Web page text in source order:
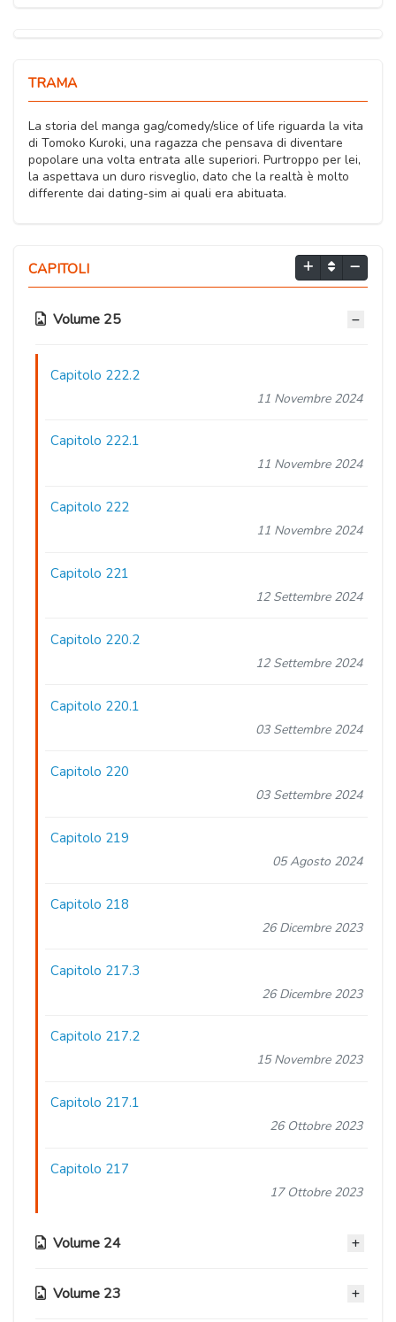
TRAMA
La storia del manga gag/comedy/slice of life riguarda la vita
di Tomoko Kuroki, una ragazza che pensava di diventare
popolare una volta entrata alle superiori. Purtroppo per lei,
la aspettava un duro risveglio, dato che la realtà è molto
differente dai dating-sim ai quali era abituata.
CAPITOLI
Volume 25
Capitolo 222.2
11 Novembre 2024
Capitolo 222.1
11 Novembre 2024
Capitolo 222
11 Novembre 2024
Capitolo 221
12 Settembre 2024
Capitolo 220.2
12 Settembre 2024
Capitolo 220.1
03 Settembre 2024
Capitolo 220
03 Settembre 2024
Capitolo 219
05 Agosto 2024
Capitolo 218
26 Dicembre 2023
Capitolo 217.3
26 Dicembre 2023
Capitolo 217.2
15 Novembre 2023
Capitolo 217.1
26 Ottobre 2023
Capitolo 217
17 Ottobre 2023
Volume 24
Capitolo 216.5
Volume 23